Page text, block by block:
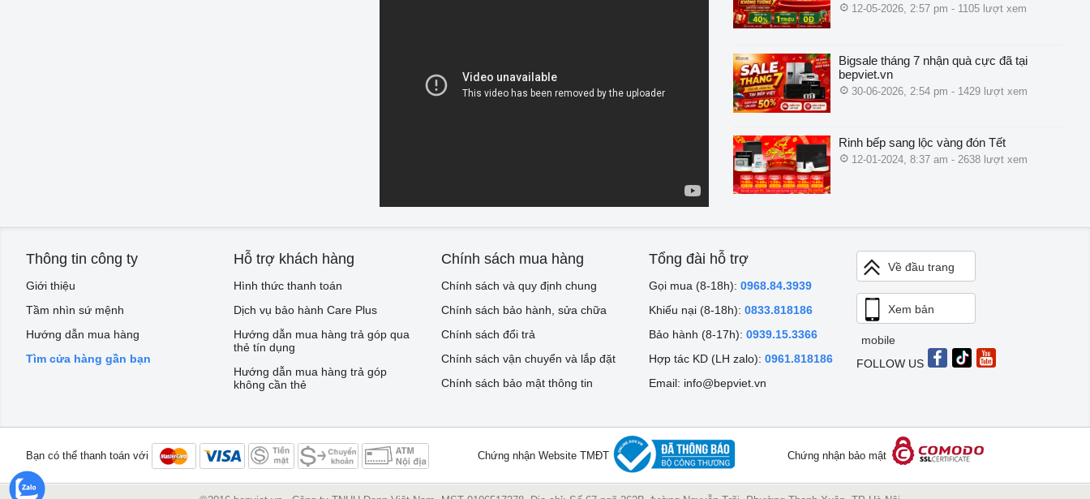
12-05-2026, 2:57 pm - 1105 lượt xem
Bigsale tháng 7 nhận quà cực đã tại
bepviet.vn
30-06-2026, 2:54 pm - 1429 lượt xem
Rinh bếp sang lộc vàng đón Tết
12-01-2024, 8:37 am - 2638 lượt xem
Thông tin công ty
Giới thiệu
Tầm nhìn sứ mệnh
Hướng dẫn mua hàng
Tìm cửa hàng gần bạn
Hỗ trợ khách hàng
Hình thức thanh toán
Dịch vụ bảo hành Care Plus
Hướng dẫn mua hàng trả góp qua
thẻ tín dụng
Hướng dẫn mua hàng trả góp
không cần thẻ
Chính sách mua hàng
Chính sách và quy định chung
Chính sách bảo hành, sửa chữa
Chính sách đổi trả
Chính sách vận chuyển và lắp đặt
Chính sách bảo mật thông tin
Tổng đài hỗ trợ
Gọi mua (8-18h): 0968.84.3939
Khiếu nại (8-18h): 0833.818186
Bảo hành (8-17h): 0939.15.3366
Hợp tác KD (LH zalo): 0961.818186
Email: info@bepviet.vn
Về đầu trang
Xem bản
mobile
FOLLOW US
Bạn có thể thanh toán với Chứng nhận Website TMĐT Chứng nhận bảo mật